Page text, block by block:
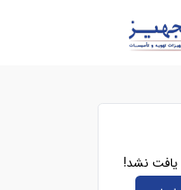
یافت نشد!